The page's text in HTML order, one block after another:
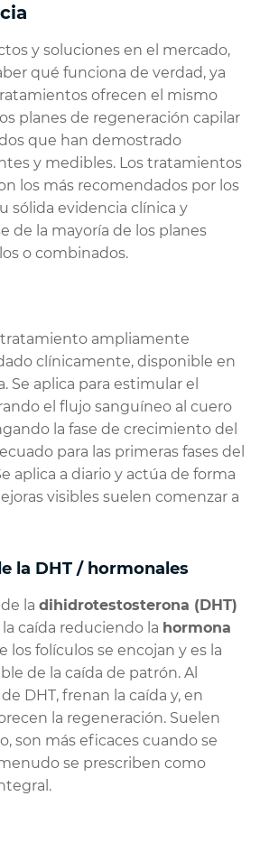
y soluciones en el mercado,
qué funciona de verdad, ya
ofrecen el mismo
planes de regeneración capilar
que han demostrado
y medibles. Los tratamientos
los más recomendados por los
sólida evidencia clínica y
de la mayoría de los planes
o combinados.
ampliamente
clínicamente, disponible en
Se aplica para estimular el
el flujo sanguíneo al cuero
la fase de crecimiento del
para las primeras fases del
aplica a diario y actúa de forma
visibles suelen comenzar a
la DHT / hormonales
la dihidrotestosterona (DHT)
caída reduciendo la hormona
los folículos se encojan y es la
de la caída de patrón. Al
DHT, frenan la caída y, en
la regeneración. Suelen
son más eficaces cuando se
se prescriben como